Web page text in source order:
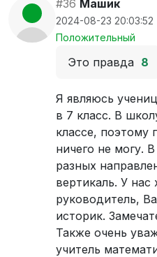
#36 Машик
2024-08-23 20:03:52
Положительный
Это правда 8
Я являюсь
в 7 класс. В
классе, поэтому
ничего не могу.
разных
вертикаль. У
руководитель,
историк.
Также очень
учитель